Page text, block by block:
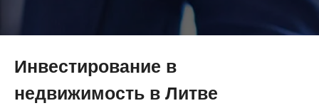
Инвестирование в
недвижимость в Литве